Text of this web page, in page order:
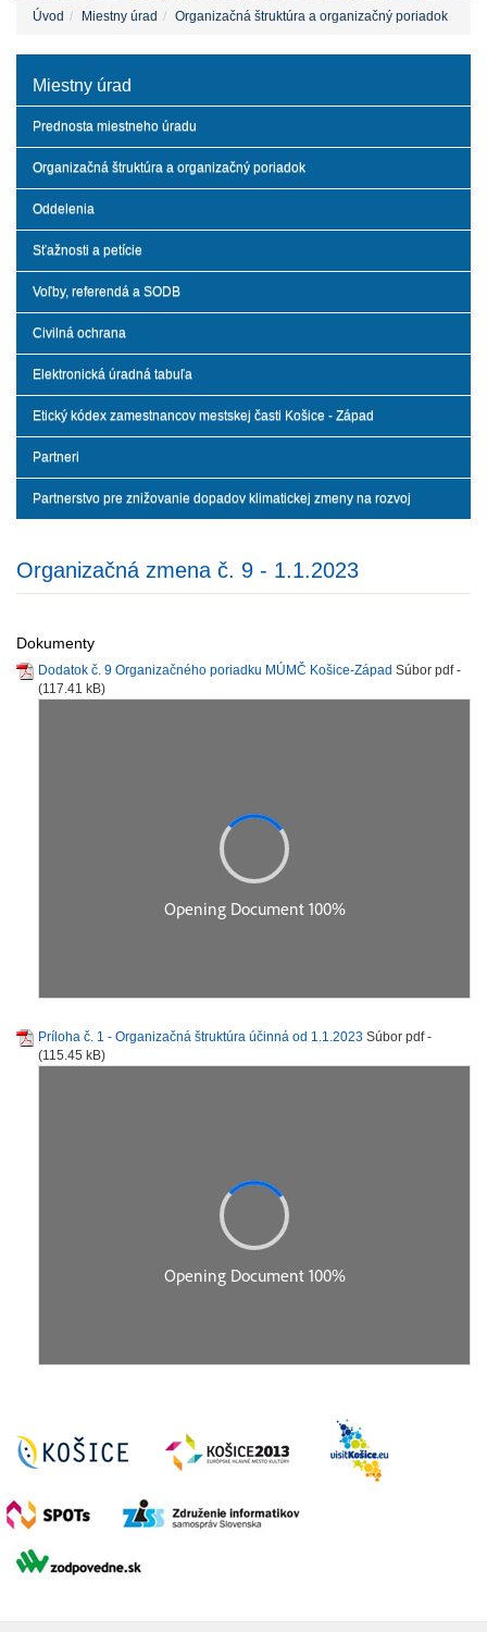
Úvod Miestny úrad Organizačná štruktúra a organizačný poriadok
Miestny úrad
Prednosta miestneho úradu
Organizačná štruktúra a organizačný poriadok
Oddelenia
Sťažnosti a petície
Voľby, referendá a SODB
Civilná ochrana
Elektronická úradná tabuľa
Etický kódex zamestnancov mestskej časti Košice - Západ
Partneri
Partnerstvo pre znižovanie dopadov klimatickej zmeny na rozvoj
Organizačná zmena č. 9 - 1.1.2023
Dokumenty
Dodatok č. 9 Organizačného poriadku MÚMČ Košice-Západ Súbor pdf -
(117.41 kB)
Príloha č. 1 - Organizačná štruktúra účinná od 1.1.2023 Súbor pdf -
(115.45 kB)